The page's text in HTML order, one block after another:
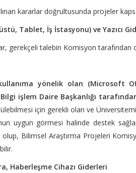
kararlar doğrultusunda projeler
Tablet, İş İstasyonu) ve Yazıcı
gerekçeli talebin Komisyon tarafından
yönelik olan (Microsoft
işlem Daire Başkanlığı
için gerekli olan ve
uygun görmesi halinde destek
olup, Bilimsel Araştırma Projeleri
Haberleşme Cihazı Giderleri